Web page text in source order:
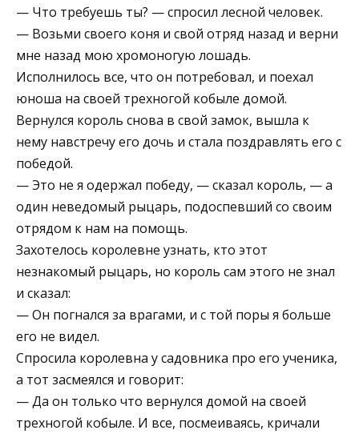
— Что требуешь ты? — спросил лесной человек.
— Возьми своего коня и свой отряд назад и верни
мне назад мою хромоногую лошадь.
Исполнилось все, что он потребовал, и поехал
юноша на своей трехногой кобыле домой.
Вернулся король снова в свой замок, вышла к
нему навстречу его дочь и стала поздравлять его с
победой.
— Это не я одержал победу, — сказал король, — а
один неведомый рыцарь, подоспевший со своим
отрядом к нам на помощь.
Захотелось королевне узнать, кто этот
незнакомый рыцарь, но король сам этого не знал
и сказал:
— Он погнался за врагами, и с той поры я больше
его не видел.
Спросила королевна у садовника про его ученика,
а тот засмеялся и говорит:
— Да он только что вернулся домой на своей
трехногой кобыле. И все, посмеиваясь, кричали